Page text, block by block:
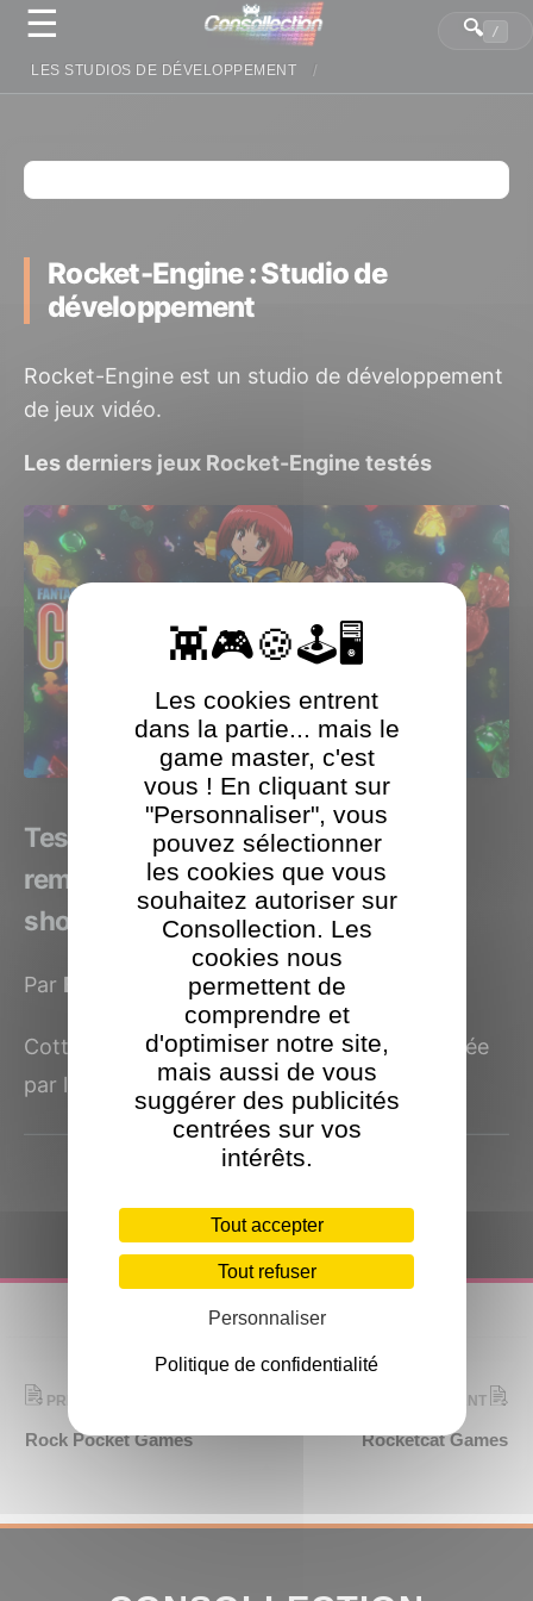
☰
LES STUDIOS DE DÉVELOPPEMENT
🔍 /
Rocket-Engine : Studio de
développement
Rocket-Engine est un studio de développement
de jeux vidéo.
Les derniers jeux Rocket-Engine testés
Test Cotton REBOOT! Une version
remasterisée d'un classique du
shoot'em up japonais
Par Benjamin Levyle 30 août 2021
Cotton est une série de jeux vidéo développée
par le studio japonais Success, qui a...
PRÉCÉDENT
Rock Pocket Games
SUIVANT
Rocketcat Games
Panneau de gestion des cookies
Les cookies entrent
dans la partie... mais le
game master, c'est
vous ! En cliquant sur
"Personnaliser", vous
pouvez sélectionner
les cookies que vous
souhaitez autoriser sur
Consollection. Les
cookies nous
permettent de
comprendre et
d'optimiser notre site,
mais aussi de vous
suggérer des publicités
centrées sur vos
intérêts.
Tout accepter
Tout refuser
Personnaliser
Politique de confidentialité